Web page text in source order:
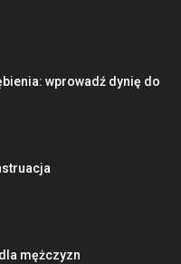
wprowadź dynię do
mężczyzn